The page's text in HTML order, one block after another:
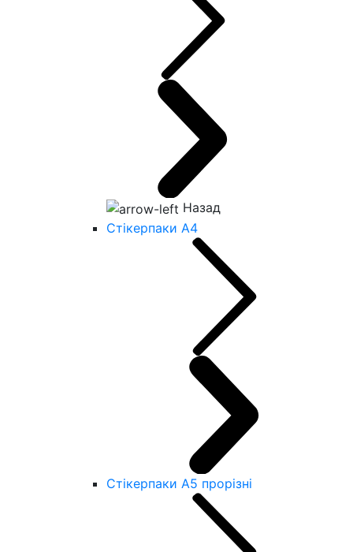
Назад
Стікерпаки А4
Стікерпаки А5 прорізні